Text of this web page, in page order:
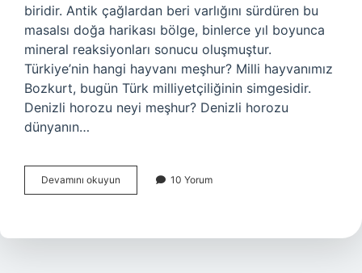
biridir. Antik çağlardan beri varlığını sürdüren bu
masalsı doğa harikası bölge, binlerce yıl boyunca
mineral reaksiyonları sonucu oluşmuştur.
Türkiye’nin hangi hayvanı meşhur? Milli hayvanımız
Bozkurt, bugün Türk milliyetçiliğinin simgesidir.
Denizli horozu neyi meşhur? Denizli horozu
dünyanın…
Devamını okuyun
Neyi
10 Yorum